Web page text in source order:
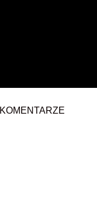
KOMENTARZE